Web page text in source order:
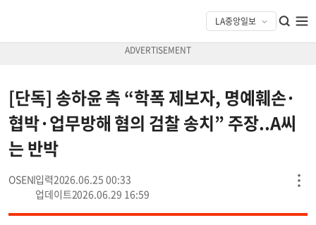
[단독] 송하윤 측 “학폭 제보자, 명예훼손·
협박·업무방해 혐의 검찰 송치” 주장..A씨
는 반박
OSEN
2026.06.25 00:33
2026.06.29 16:59